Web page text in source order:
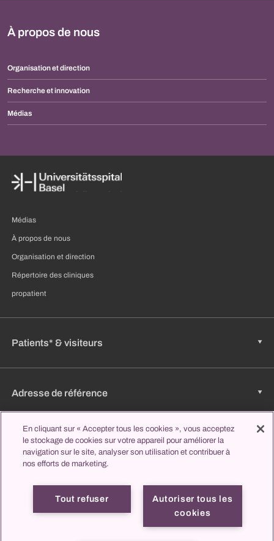
À propos de nous
Organisation et direction
Recherche et innovation
Médias
Médias
À propos de nous
Organisation et direction
Répertoire des cliniques
propatient
Patients* & visiteurs
Adresse de référence
Emplois & carrière
Apprendre et étudier
En cliquant sur « Accepter tous les cookies », vous acceptez
le stockage de cookies sur votre appareil pour améliorer la
navigation sur le site, analyser son utilisation et contribuer à
nos efforts de marketing.
Autoriser tous les
cookies
Tout refuser